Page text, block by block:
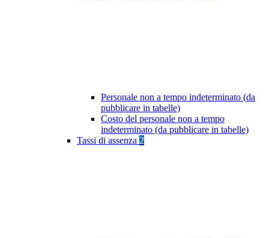
Personale non a tempo indeterminato (da
pubblicare in tabelle)
Costo del personale non a tempo
indeterminato (da pubblicare in tabelle)
Tassi di assenza 2